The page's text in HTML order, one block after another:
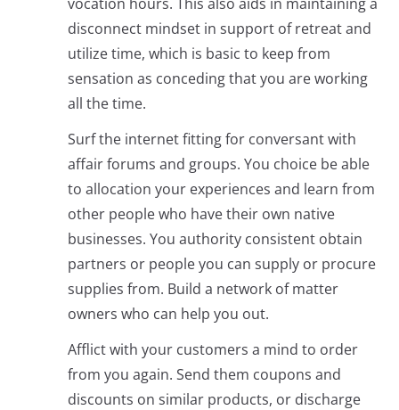
disconnect mindset in support of retreat and
utilize time, which is basic to keep from
sensation as conceding that you are working
all the time.
Surf the internet fitting for conversant with
affair forums and groups. You choice be able
to allocation your experiences and learn from
other people who have their own native
businesses. You authority consistent obtain
partners or people you can supply or procure
supplies from. Build a network of matter
owners who can help you out.
Afflict with your customers a mind to order
from you again. Send them coupons and
discounts on similar products, or discharge